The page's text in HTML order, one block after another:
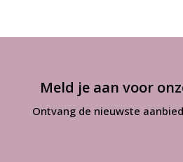
Meld je aan voor
Ontvang de nieuwste